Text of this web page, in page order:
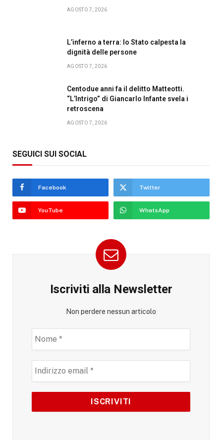
AGOSTO 7, 2026
L’inferno a terra: lo Stato calpesta la
dignità delle persone
AGOSTO 7, 2026
Centodue anni fa il delitto Matteotti.
“L’Intrigo” di Giancarlo Infante svela i
retroscena
AGOSTO 7, 2026
SEGUICI SUI SOCIAL
Facebook Twitter
YouTube WhatsApp
Iscriviti alla Newsletter
Non perdere nessun articolo